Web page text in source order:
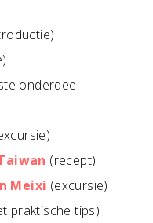
onderdeel
(recept)
Meixi (excursie)
praktische tips)